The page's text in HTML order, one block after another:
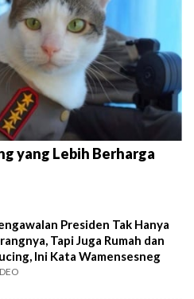
yang Lebih Berharga
Presiden Tak Hanya
Tapi Juga Rumah dan
Ini Kata Wamensesneg